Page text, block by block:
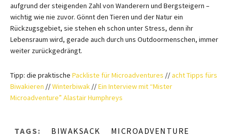
aufgrund der steigenden Zahl von Wanderern und Bergsteigern –
wichtig wie nie zuvor. Gönnt den Tieren und der Natur ein
Rückzugsgebiet, sie stehen eh schon unter Stress, denn ihr
Lebensraum wird, gerade auch durch uns Outdoormenschen, immer
weiter zurückgedrängt.
Tipp: die praktische Packliste für Microadventures //acht Tipps fürs
Biwakieren //Winterbiwak //Ein Interview mit “Mister
Microadventure” Alastair Humphreys
TAGS: BIWAKSACK MICROADVENTURE